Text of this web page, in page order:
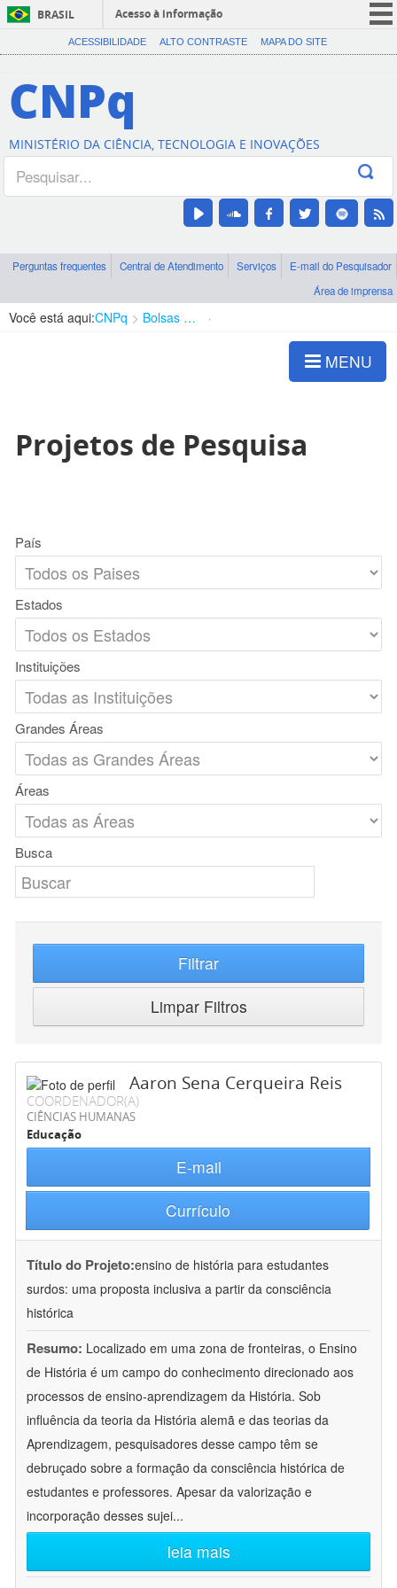
BRASIL
Acesso à informação
CORONAVÍRUS (COVID-19)
Canais
ACESSIBILIDADE ALTO CONTRASTE MAPA DO SITE
CNPq
MINISTÉRIO DA CIÊNCIA, TECNOLOGIA E INOVAÇÕES
Perguntas frequentes Central de Atendimento Serviços
E-mail do Pesquisador
Área de imprensa
Você está aqui:CNPq Bolsas e Auxílios Vigentes
MENU
Projetos de Pesquisa
País
Estados
Instituições
Grandes Áreas
Áreas
Busca
Filtrar
Limpar Filtros
Aaron Sena Cerqueira Reis
COORDENADOR(A)
CIÊNCIAS HUMANAS
Educação
E-mail
Currículo
Título do Projeto:ensino de história para estudantes
surdos: uma proposta inclusiva a partir da consciência
histórica
Resumo: Localizado em uma zona de fronteiras, o Ensino
de História é um campo do conhecimento direcionado aos
processos de ensino-aprendizagem da História. Sob
influência da teoria da História alemã e das teorias da
Aprendizagem, pesquisadores desse campo têm se
debruçado sobre a formação da consciência histórica de
estudantes e professores. Apesar da valorização e
incorporação desses sujei...
leia mais